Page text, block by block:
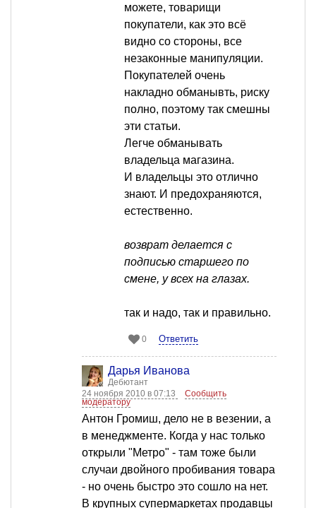
можете, товарищи
покупатели, как это всё
видно со стороны, все
незаконные манипуляции.
Покупателей очень
накладно обманывть, риску
полно, поэтому так смешны
эти статьи.
Легче обманывать
владельца магазина.
И владельцы это отлично
знают. И предохраняются,
естественно.
возврат делается с
подписью старшего по
смене, у всех на глазах.
так и надо, так и правильно.
0 Ответить
Дарья Иванова
Дебютант
24 ноября 2010 в 07:13
Сообщить
модератору
Антон Громиш, дело не в везении, а
в менеджменте. Когда у нас только
открыли "Метро" - там тоже были
случаи двойного пробивания товара
- но очень быстро это сошло на нет.
В крупных супермаркетах продавцы